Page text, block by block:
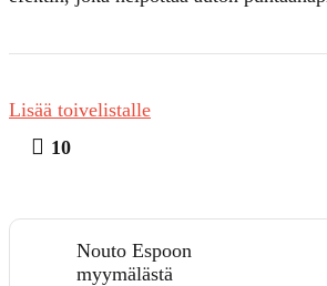
Lisää toivelistalle
10
Nouto Espoon
myymälästä